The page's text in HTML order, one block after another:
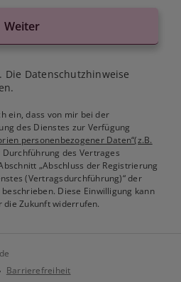
Weiter
Die Datenschutzhinweise
ein, dass von mir bei der
des Dienstes zur Verfügung
personenbezogener Daten“(z.B.
Durchführung des Vertrages
„Abschluss der Registrierung
(Vertragsdurchführung)“ der
beschrieben. Diese Einwilligung kann
Zukunft widerrufen.
Barrierefreiheit